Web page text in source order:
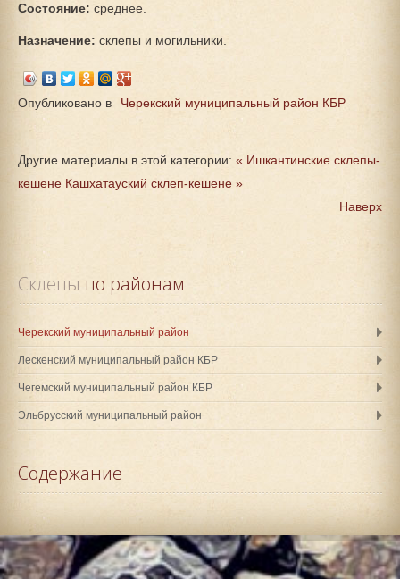
Состояние: среднее.
Назначение: склепы и могильники.
Опубликовано в Черекский муниципальный район КБР
Другие материалы в этой категории: « Ишкантинские склепы-
кешене Кашхатауский склеп-кешене »
Наверх
Склепы по районам
Черекский муниципальный район
Лескенский муниципальный район КБР
Чегемский муниципальный район КБР
Эльбрусский муниципальный район
Содержание